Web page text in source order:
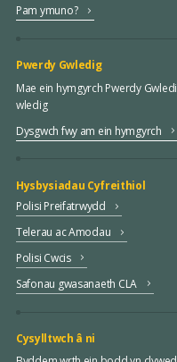
Pam ymuno?
Pwerdy Gwledig
Mae ein hymgyrch Pwerdy
wledig
Dysgwch fwy am ein hymgyrch
Hysbysiadau Cyfreithiol
Polisi Preifatrwydd
Telerau ac Amodau
Polisi Cwcis
Safonau gwasanaeth CLA
Cysylltwch â ni